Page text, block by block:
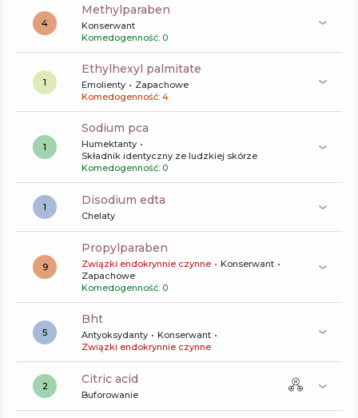
4
methylparaben
Konserwant
Komedogenność: 0
1
ethylhexyl palmitate
Emolienty
Zapachowe
Komedogenność: 4
1
sodium pca
Humektanty
Składnik identyczny ze ludzkiej skórze
Komedogenność: 0
1 disodium edta
Chelaty
9
propylparaben
Związki endokrynnie czynne
Konserwant
Zapachowe
Komedogenność: 0
5
bht
Antyoksydanty
Konserwant
Związki endokrynnie czynne
2 citric acid
Buforowanie